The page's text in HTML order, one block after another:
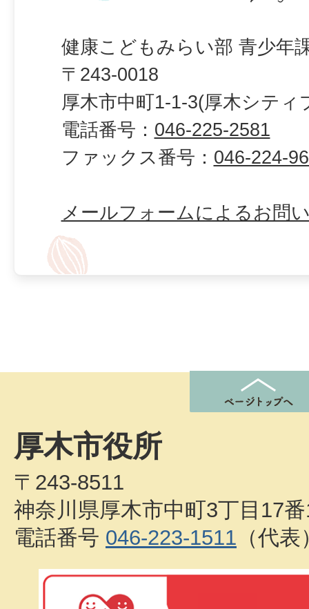
健康こどもみらい部 青少年
〒243-0018
厚木市中町1-1-3(厚木シティ
電話番号： 046-225-2581
ファックス番号： 046-224-
メールフォームによるお問
厚木市役所
〒243-8511
神奈川県厚木市中町3丁目17
電話番号 046-223-1511 （代表